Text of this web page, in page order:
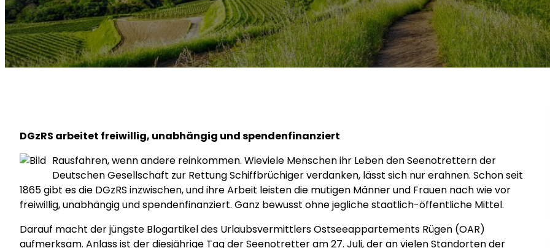
DGzRS arbeitet freiwillig, unabhängig und spendenfinanziert
Rausfahren, wenn andere reinkommen. Wieviele Menschen ihr Leben den Seenotrettern der
Deutschen Gesellschaft zur Rettung Schiffbrüchiger verdanken, lässt sich nur erahnen. Schon seit
1865 gibt es die DGzRS inzwischen, und ihre Arbeit leisten die mutigen Männer und Frauen nach wie vor
freiwillig, unabhängig und spendenfinanziert. Ganz bewusst ohne jegliche staatlich-öffentliche Mittel.
Darauf macht der jüngste Blogartikel des Urlaubsvermittlers Ostseeappartements Rügen (OAR)
aufmerksam. Anlass ist der diesjährige Tag der Seenotretter am 27. Juli, der an vielen Standorten der